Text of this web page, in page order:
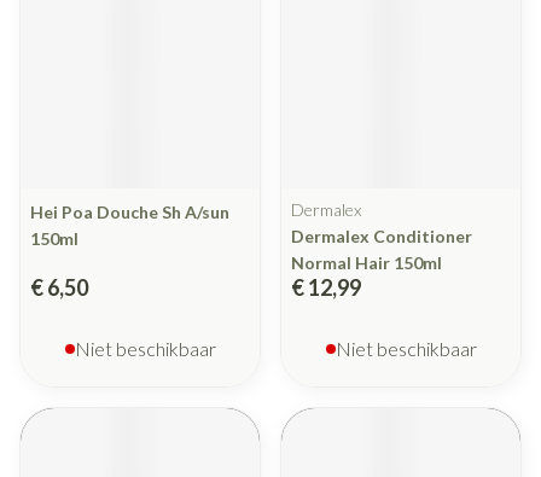
Hei Poa Douche Sh A/sun
150ml
€ 6,50
Niet beschikbaar
Dermalex
Dermalex Conditioner
Normal Hair 150ml
€ 12,99
Niet beschikbaar